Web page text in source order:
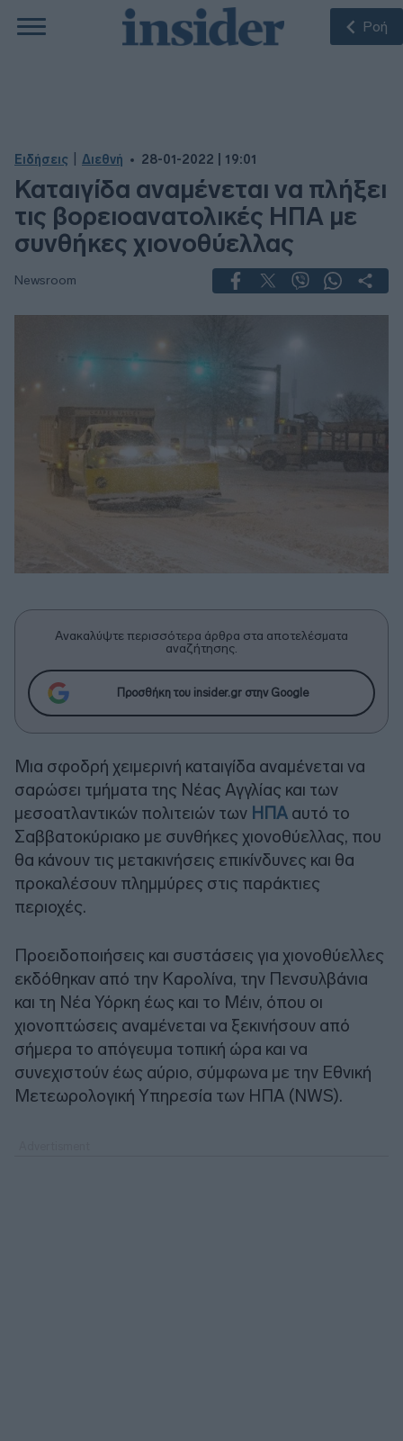
Ροή
Ειδήσεις Διεθνή 28-01-2022 | 19:01
Καταιγίδα αναμένεται να πλήξει
τις βορειοανατολικές ΗΠΑ με
συνθήκες χιονοθύελλας
Newsroom
Ανακαλύψτε περισσότερα άρθρα στα αποτελέσματα
αναζήτησης.
Προσθήκη του insider.gr στην Google
Μια σφοδρή χειμερινή καταιγίδα αναμένεται να
σαρώσει τμήματα της Νέας Αγγλίας και των
μεσοατλαντικών πολιτειών των ΗΠΑ αυτό το
Σαββατοκύριακο με συνθήκες χιονοθύελλας, που
θα κάνουν τις μετακινήσεις επικίνδυνες και θα
προκαλέσουν πλημμύρες στις παράκτιες
περιοχές.
Προειδοποιήσεις και συστάσεις για χιονοθύελλες
εκδόθηκαν από την Καρολίνα, την Πενσυλβάνια
και τη Νέα Υόρκη έως και το Μέιν, όπου οι
χιονοπτώσεις αναμένεται να ξεκινήσουν από
σήμερα το απόγευμα τοπική ώρα και να
συνεχιστούν έως αύριο, σύμφωνα με την Εθνική
Μετεωρολογική Υπηρεσία των ΗΠΑ (NWS).